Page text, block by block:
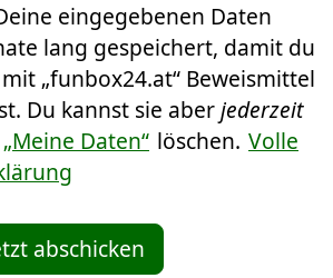
eingegebenen Daten
lang gespeichert, damit du
„funbox24.at“ Beweismittel
Du kannst sie aberjederzeit
„Meine Daten“ löschen. Volle
abschicken